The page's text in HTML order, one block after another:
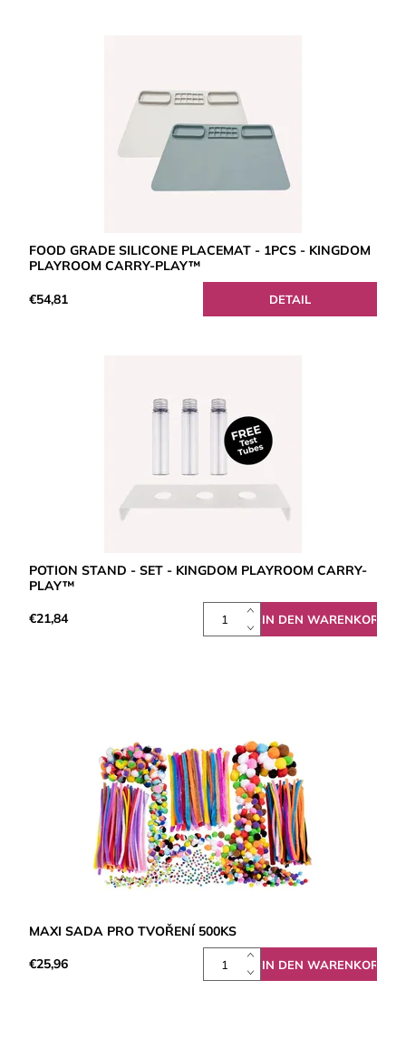
FOOD GRADE SILICONE PLACEMAT - 1PCS - KINGDOM
PLAYROOM CARRY-PLAY™
€54,81 DETAIL
POTION STAND - SET - KINGDOM PLAYROOM CARRY-
PLAY™
€21,84
MAXI SADA PRO TVOŘENÍ 500KS
€25,96